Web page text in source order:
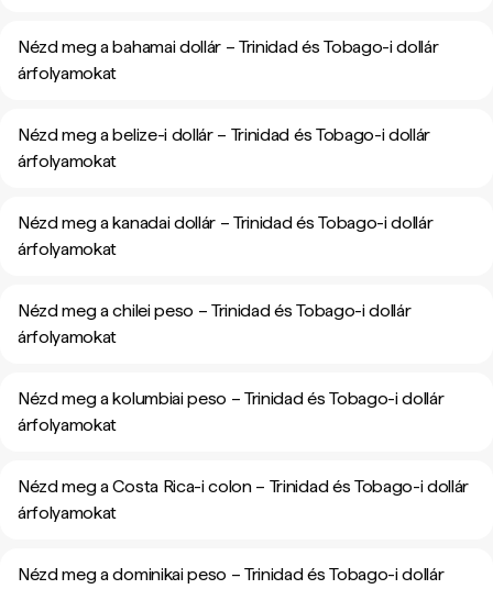
Nézd meg a bahamai dollár – Trinidad és Tobago-i dollár
árfolyamokat
Nézd meg a belize-i dollár – Trinidad és Tobago-i dollár
árfolyamokat
Nézd meg a kanadai dollár – Trinidad és Tobago-i dollár
árfolyamokat
Nézd meg a chilei peso – Trinidad és Tobago-i dollár
árfolyamokat
Nézd meg a kolumbiai peso – Trinidad és Tobago-i dollár
árfolyamokat
Nézd meg a Costa Rica-i colon – Trinidad és Tobago-i dollár
árfolyamokat
Nézd meg a dominikai peso – Trinidad és Tobago-i dollár